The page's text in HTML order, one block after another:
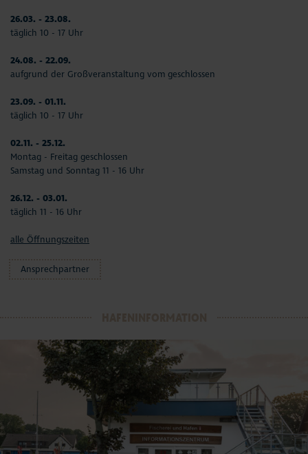
26.03. - 23.08.
täglich 10 - 17 Uhr
24.08. - 22.09.
aufgrund der Großveranstaltung vom geschlossen
23.09. - 01.11.
täglich 10 - 17 Uhr
02.11. - 25.12.
Montag - Freitag geschlossen
Samstag und Sonntag 11 - 16 Uhr
26.12. - 03.01.
täglich 11 - 16 Uhr
alle Öffnungszeiten
Ansprechpartner